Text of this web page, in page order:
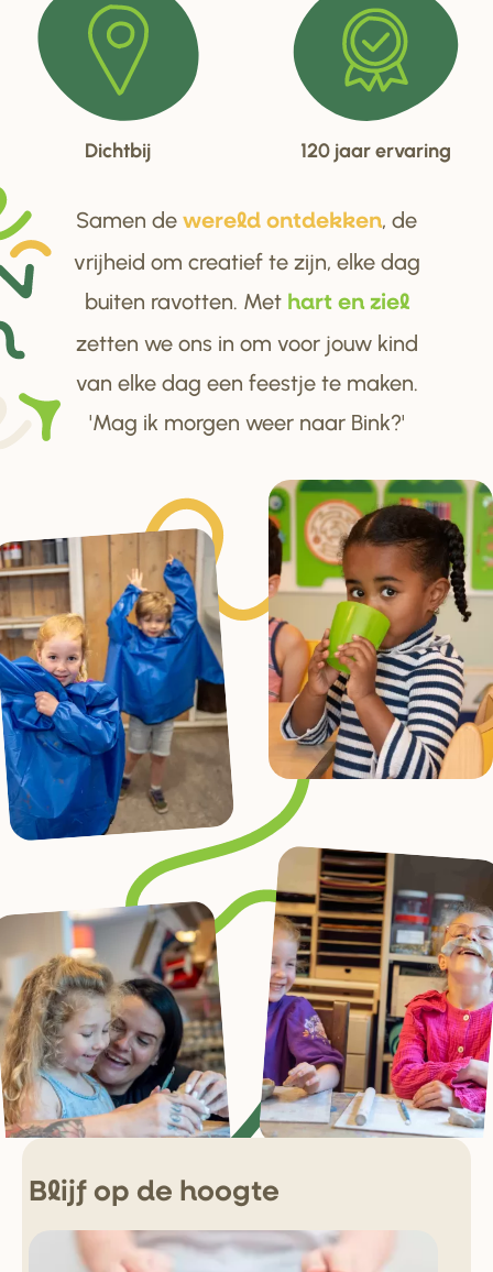
Dichtbij 120 jaar ervaring
Samen de wereld ontdekken, de
vrijheid om creatief te zijn, elke dag
buiten ravotten. Met hart en ziel
zetten we ons in om voor jouw kind
van elke dag een feestje te maken.
'Mag ik morgen weer naar Bink?'
Blijf op de hoogte